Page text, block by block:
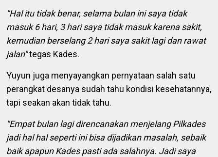
"Hal itu tidak benar, selama bulan ini saya tidak
masuk 6 hari, 3 hari saya tidak masuk karena sakit,
kemudian berselang 2 hari saya sakit lagi dan rawat
jalan"tegas Kades.
Yuyun juga menyayangkan pernyataan salah satu
perangkat desanya sudah tahu kondisi kesehatannya,
tapi seakan akan tidak tahu.
"Empat bulan lagi direncanakan menjelang Pilkades
jadi hal hal seperti ini bisa dijadikan masalah, sebaik
baik apapun Kades pasti ada salahnya. Jadi saya